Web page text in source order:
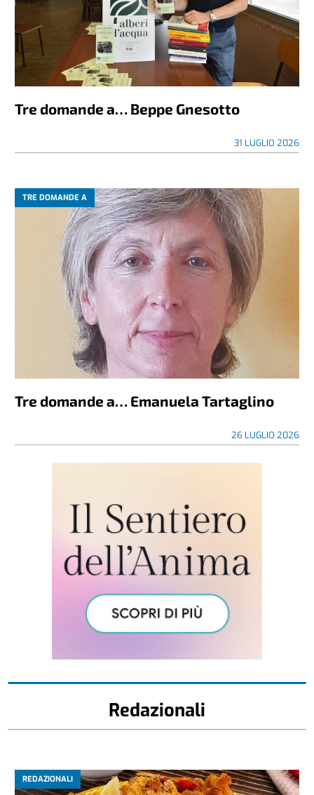
Tre domande a… Beppe Gnesotto
31 LUGLIO 2026
TRE DOMANDE A
Tre domande a… Emanuela Tartaglino
26 LUGLIO 2026
Redazionali
REDAZIONALI